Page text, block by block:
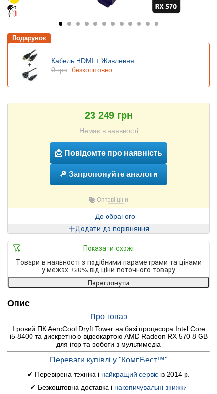
Подарунок
Кабель HDMI + Живлення
0 грн безкоштовно
23 249 грн
Немає в наявності
📩 Повідомте про наявність
🔎 Запропонуйте аналоги
Оптові ціни
До обраного
Додати до порівняння
Показати схожі
Товари в наявності з подібними параметрами та цінами
у межах ±20% від ціни поточного товару
Переглянути
Опис
Про товар
Ігровий ПК AeroCool Dryft Tower на базі процесора Intel Core
i5-8400 та дискретною відеокартою AMD Radeon RX 570 8 GB
для ігор та роботи з мультимедіа
Переваги купівлі у "КомпБест™"
✔ Перевірена техніка і найкращий сервіс із 2014 р.
✔ Безкоштовна доставка і накопичувальні знижки